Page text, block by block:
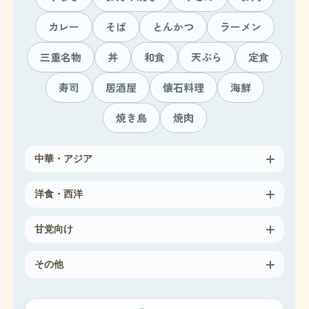
カレー そば とんかつ ラーメン
三重名物 丼 和食 天ぷら 定食
寿司 居酒屋 懐石料理 海鮮
焼き鳥 焼肉
中華・アジア
洋食・西洋
甘党向け
その他